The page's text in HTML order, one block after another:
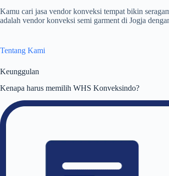
Kamu cari jasa vendor konveksi tempat bikin
adalah vendor konveksi semi garment di Jogja
Tentang Kami
Keunggulan
Kenapa harus memilih WHS Konveksindo?